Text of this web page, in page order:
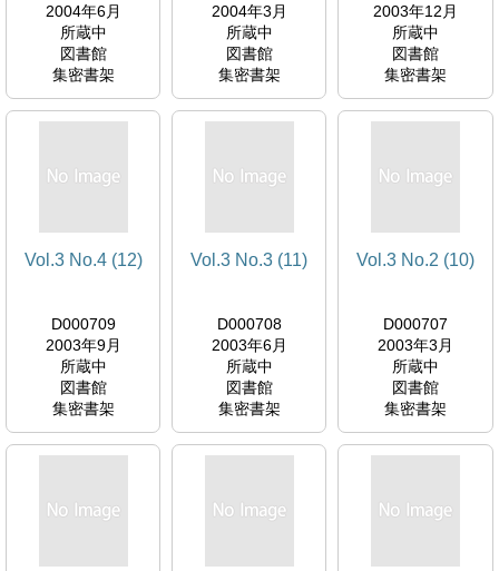
2004年6月
所蔵中
図書館
集密書架
2004年3月
所蔵中
図書館
集密書架
2003年12月
所蔵中
図書館
集密書架
Vol.3 No.4 (12)
D000709
2003年9月
所蔵中
図書館
集密書架
Vol.3 No.3 (11)
D000708
2003年6月
所蔵中
図書館
集密書架
Vol.3 No.2 (10)
D000707
2003年3月
所蔵中
図書館
集密書架